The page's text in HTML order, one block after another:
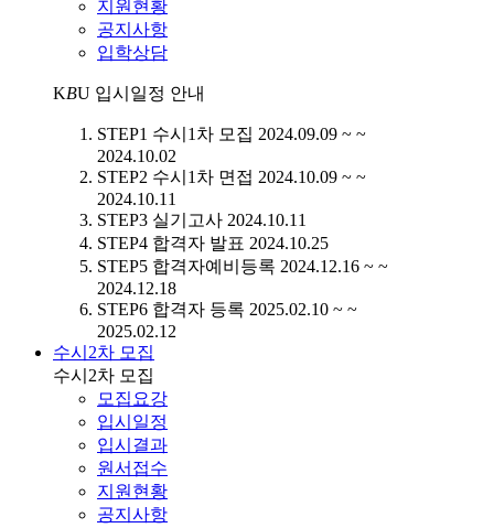
지원현황
공지사항
입학상담
KBU 입시일정 안내
STEP1 수시1차 모집 2024.09.09 ~ ~
2024.10.02
STEP2 수시1차 면접 2024.10.09 ~ ~
2024.10.11
STEP3 실기고사 2024.10.11
STEP4 합격자 발표 2024.10.25
STEP5 합격자예비등록 2024.12.16 ~ ~
2024.12.18
STEP6 합격자 등록 2025.02.10 ~ ~
2025.02.12
수시2차 모집
수시2차 모집
모집요강
입시일정
입시결과
원서접수
지원현황
공지사항